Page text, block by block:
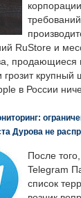
RuStore и
продающиеся
грозит крупный
в России
Дурова не
После
Telegram
список